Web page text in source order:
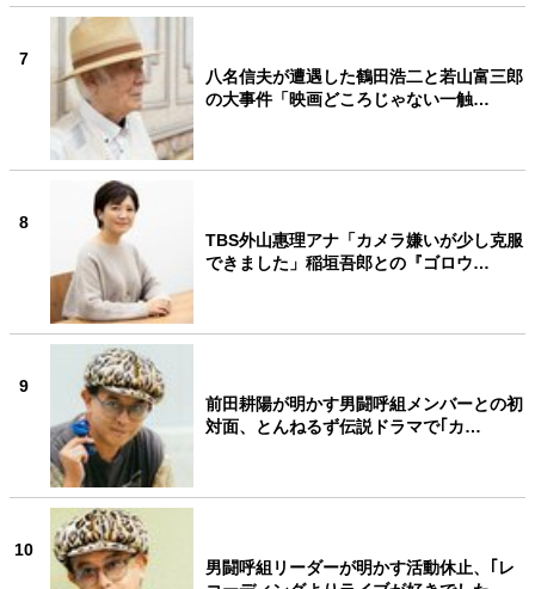
7
八名信夫が遭遇した鶴田浩二と若山富三郎
の大事件「映画どころじゃない一触…
8
TBS外山惠理アナ「カメラ嫌いが少し克服
できました」稲垣吾郎との『ゴロウ…
9
前田耕陽が明かす男闘呼組メンバーとの初
対面、とんねるず伝説ドラマで｢カ…
10
男闘呼組リーダーが明かす活動休止、｢レ